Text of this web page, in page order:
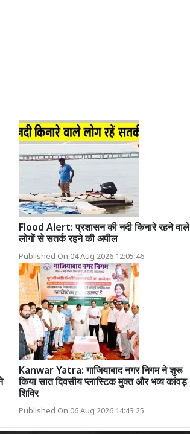
Flood Alert: प्रशासन की नदी किनारे रहने वाले
लोगों से सतर्क रहने की अपील
Published On 04 Aug 2026 12:05:46
Kanwar Yatra: गाजियाबाद नगर निगम ने शुरू
किया सात दिवसीय प्लास्टिक मुक्त और भव्य कांवड़
शिविर
Published On 06 Aug 2026 14:43:25